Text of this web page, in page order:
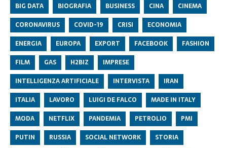
BIG DATA
BIOGRAFIA BUSINESS CINA
CINEMA
CORONAVIRUS
COVID-19 CRISI
ECONOMIA
ENERGIA
EUROPA EXPORT FACEBOOK
FASHION
FILM
GAS H2BIZ
IMPRESE
INTELLIGENZA ARTIFICIALE
INTERVISTA
IRAN
ITALIA
LAVORO LUIGI DE FALCO
MADE IN ITALY
MODA
NETFLIX PANDEMIA PETROLIO
PMI
PUTIN
RUSSIA SOCIAL NETWORK
STORIA